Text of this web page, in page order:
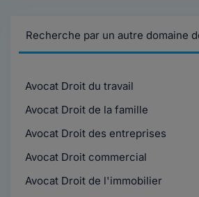
Recherche par un autre domaine
Avocat Droit du travail
Avocat Droit de la famille
Avocat Droit des entreprises
Avocat Droit commercial
Avocat Droit de l'immobilier